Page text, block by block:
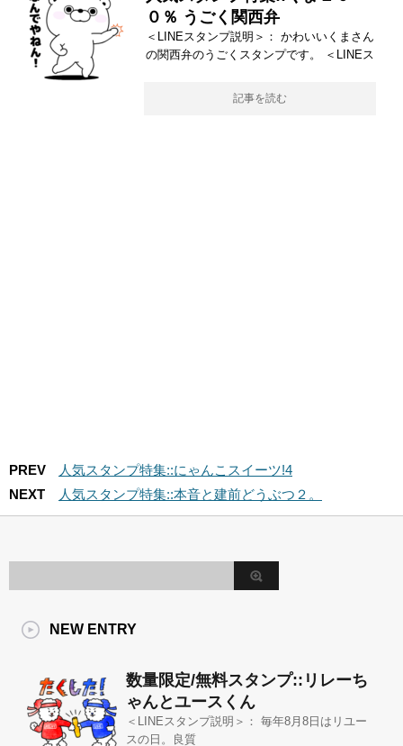
０％ うごく関西弁
＜LINEスタンプ説明＞： かわいいくまさん
の関西弁のうごくスタンプです。 ＜LINEス
記事を読む
PREV
人気スタンプ特集::にゃんこスイーツ!4
NEXT
人気スタンプ特集::本音と建前どうぶつ２。
NEW ENTRY
数量限定/無料スタンプ::リレーち
ゃんとユースくん
＜LINEスタンプ説明＞： 毎年8月8日はリユー
スの日。良質